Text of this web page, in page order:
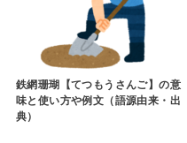
鉄網珊瑚【てつもうさんご】の意
味と使い方や例文（語源由来・出
典）